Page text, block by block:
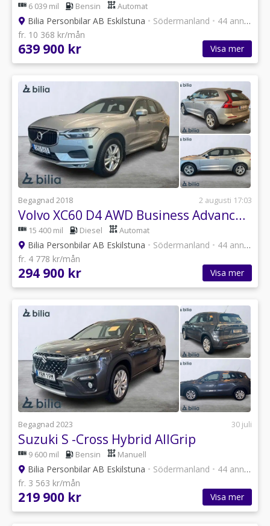
6 039 mil Bensin Automat
Bilia Personbilar AB Eskilstuna • Södermanland • 44 annonser
fr. 10 368 kr/mån
639 900 kr Visa mer
Begagnad 2018 2 augusti 17:03
Volvo XC60 D4 AWD Business Advanced MA 18" - Teknikpkt /...
15 400 mil Diesel Automat
Bilia Personbilar AB Eskilstuna • Södermanland • 44 annonser
fr. 4 778 kr/mån
294 900 kr Visa mer
Begagnad 2023 30 juli
Suzuki S -Cross Hybrid AllGrip
9 600 mil Bensin Manuell
Bilia Personbilar AB Eskilstuna • Södermanland • 44 annonser
fr. 3 563 kr/mån
219 900 kr Visa mer